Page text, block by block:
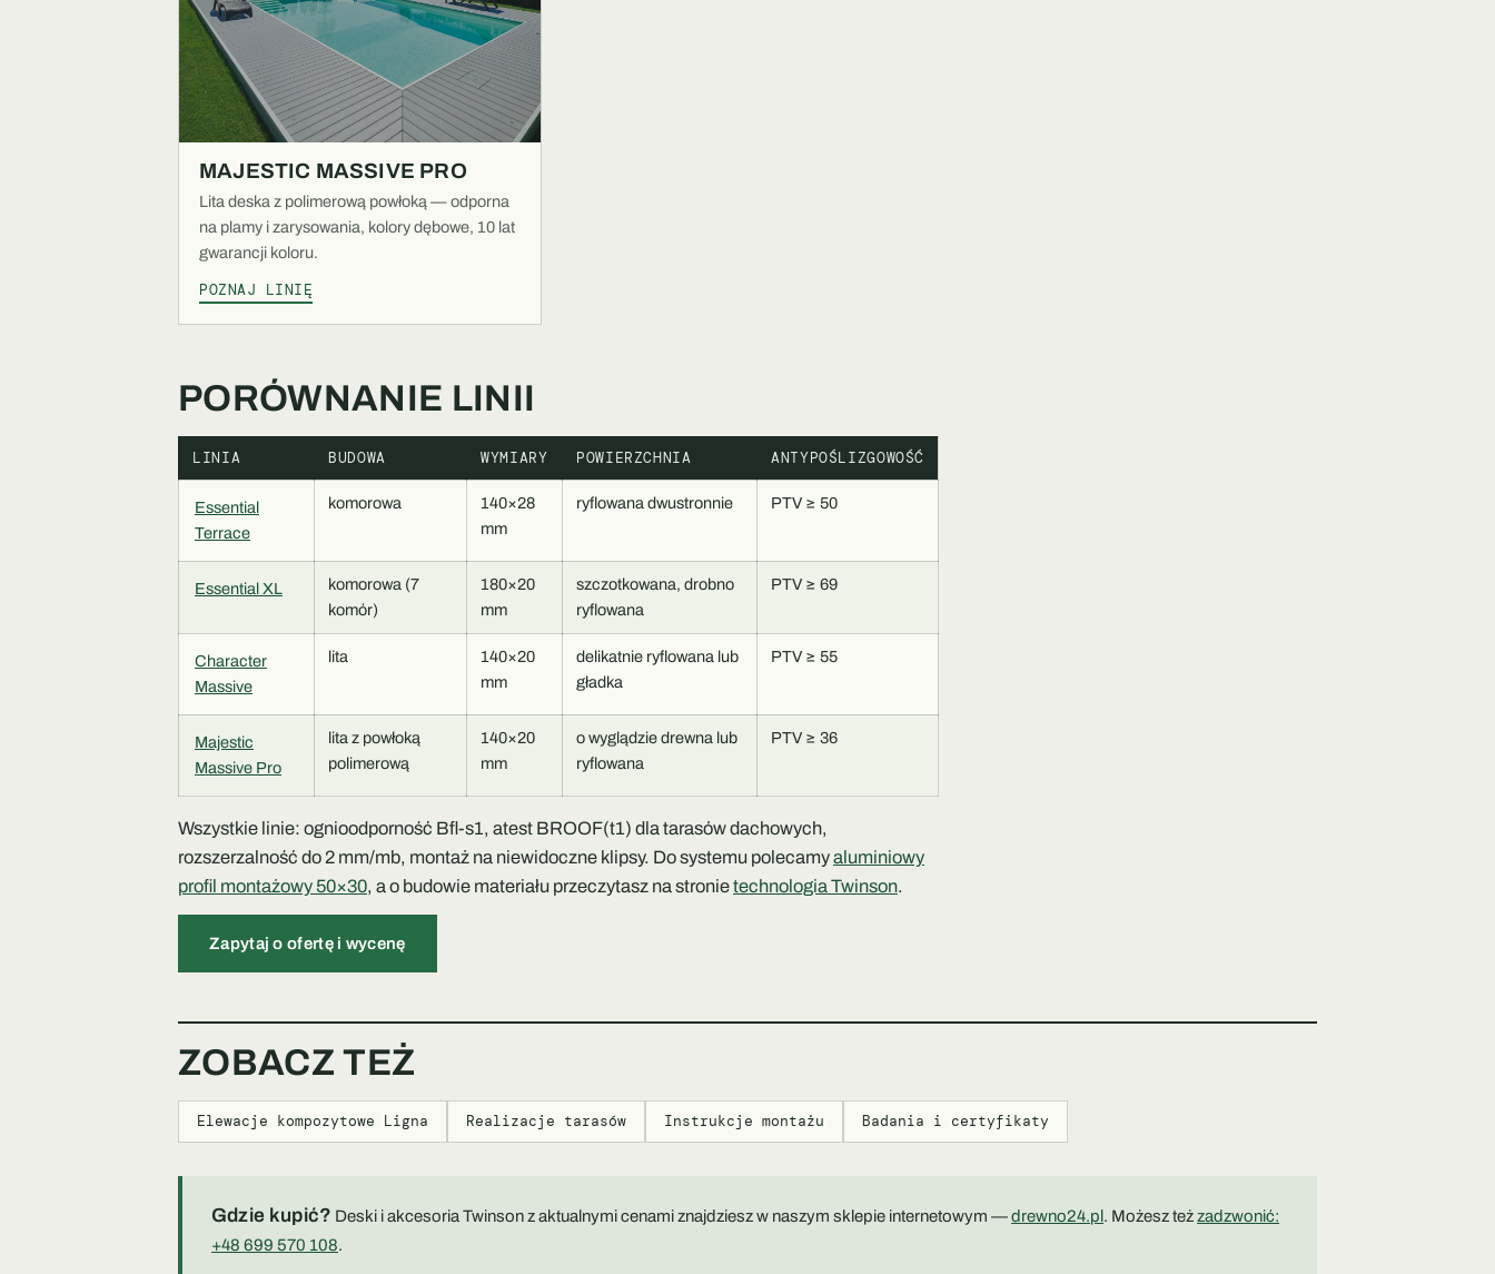
MAJESTIC MASSIVE PRO
Lita deska z polimerową powłoką — odporna
na plamy i zarysowania, kolory dębowe, 10 lat
gwarancji koloru.
POZNAJ LINIĘ
PORÓWNANIE LINII
LINIA BUDOWA WYMIARY POWIERZCHNIA ANTYPOŚLIZGOWOŚĆ
Essential
Terrace
komorowa
140×28
mm
ryflowana dwustronnie PTV ≥ 50
Essential XL
komorowa (7
komór)
180×20
mm
szczotkowana, drobno
ryflowana
PTV ≥ 69
Character
Massive
lita
140×20
mm
delikatnie ryflowana lub
gładka
PTV ≥ 55
Majestic
Massive Pro
lita z powłoką
polimerową
140×20
mm
o wyglądzie drewna lub
ryflowana
PTV ≥ 36
Wszystkie linie: ognioodporność Bfl-s1, atest BROOF(t1) dla tarasów dachowych,
rozszerzalność do 2 mm/mb, montaż na niewidoczne klipsy. Do systemu polecamyaluminiowy
profil montażowy 50×30, a o budowie materiału przeczytasz na stronietechnologia Twinson.
Zapytaj o ofertę i wycenę
ZOBACZ TEŻ
Elewacje kompozytowe Ligna Realizacje tarasów Instrukcje montażu Badania i certyfikaty
Gdzie kupić? Deski i akcesoria Twinson z aktualnymi cenami znajdziesz w naszym sklepie internetowym —drewno24.pl. Możesz teżzadzwonić:
+48 699 570 108.